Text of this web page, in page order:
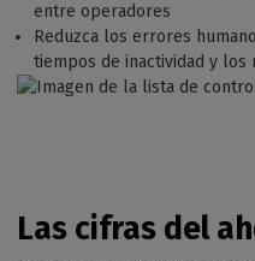
entre operadores
Reduzca los errores
tiempos de inactividad y los
Las cifras del